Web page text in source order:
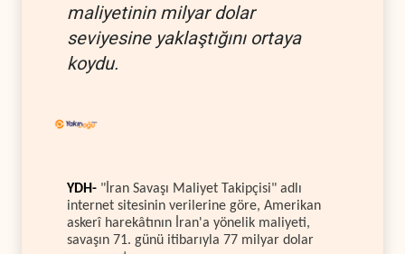
maliyetinin milyar dolar
seviyesine yaklaştığını ortaya
koydu.
YDH- "İran Savaşı Maliyet Takipçisi" adlı
internet sitesinin verilerine göre, Amerikan
askerî harekâtının İran'a yönelik maliyeti,
savaşın 71. günü itibarıyla 77 milyar dolar